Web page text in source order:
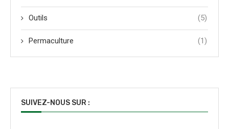
Outils (5)
Permaculture (1)
SUIVEZ-NOUS SUR :